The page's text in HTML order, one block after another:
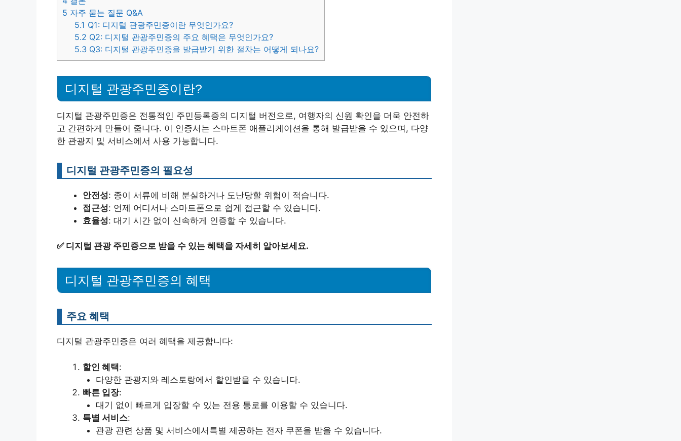
5 자주 묻는 질문 Q&A
5.1 Q1: 디지털 관광주민증이란 무엇인가요?
5.2 Q2: 디지털 관광주민증의 주요 혜택은 무엇인가요?
5.3 Q3: 디지털 관광주민증을 발급받기 위한 절차는 어떻게 되나요?
디지털 관광주민증이란?
디지털 관광주민증은 전통적인 주민등록증의 디지털 버전으로, 여행자의 신원 확인을 더욱 안전하
고 간편하게 만들어 줍니다. 이 인증서는 스마트폰 애플리케이션을 통해 발급받을 수 있으며, 다양
한 관광지 및 서비스에서 사용 가능합니다.
디지털 관광주민증의 필요성
안전성: 종이 서류에 비해 분실하거나 도난당할 위험이 적습니다.
접근성: 언제 어디서나 스마트폰으로 쉽게 접근할 수 있습니다.
효율성: 대기 시간 없이 신속하게 인증할 수 있습니다.
✅ 디지털 관광 주민증으로 받을 수 있는 혜택을 자세히 알아보세요.
디지털 관광주민증의 혜택
주요 혜택
디지털 관광주민증은 여러 혜택을 제공합니다:
할인 혜택:
다양한 관광지와 레스토랑에서 할인받을 수 있습니다.
빠른 입장:
대기 없이 빠르게 입장할 수 있는 전용 통로를 이용할 수 있습니다.
특별 서비스:
관광 관련 상품 및 서비스에서특별 제공하는 전자 쿠폰을 받을 수 있습니다.